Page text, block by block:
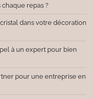
repas ?
dans votre décoration
à un expert pour bien
pour une entreprise en